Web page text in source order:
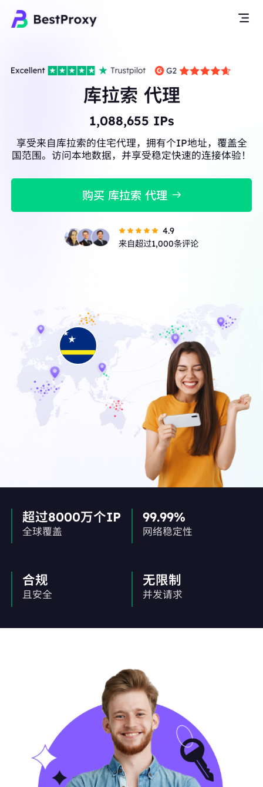
库拉索 代理
1,088,655 IPs
享受来自库拉索的住宅代理，拥有个IP地址，覆盖全
国范围。访问本地数据，并享受稳定快速的连接体验！
购买 库拉索 代理
4.9
来自超过1,000条评论
超过8000万个IP
全球覆盖
99.99%
网络稳定性
合规
且安全
无限制
并发请求